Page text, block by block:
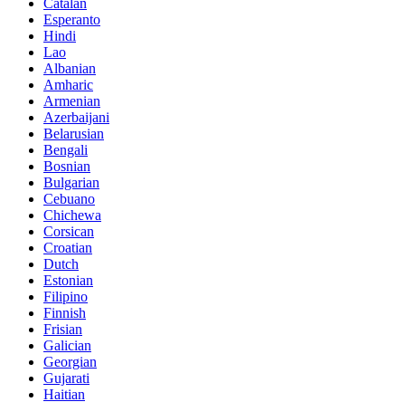
Esperanto
Hindi
Lao
Albanian
Amharic
Armenian
Azerbaijani
Belarusian
Bengali
Bosnian
Bulgarian
Cebuano
Chichewa
Corsican
Croatian
Dutch
Estonian
Filipino
Finnish
Frisian
Galician
Georgian
Gujarati
Haitian